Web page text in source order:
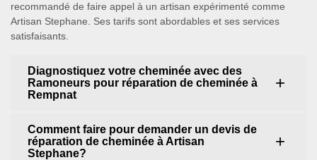
recommandé de faire appel à un artisan expérimenté comme
Artisan Stephane. Ses tarifs sont abordables et ses services
satisfaisants.
Diagnostiquez votre cheminée avec des
Ramoneurs pour réparation de cheminée à
Rempnat
Comment faire pour demander un devis de
réparation de cheminée à Artisan
Stephane?